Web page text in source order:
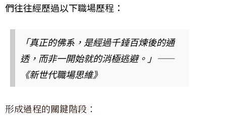
們往往經歷過以下職場歷程：
「真正的佛系，是經過千錘百煉後的通
透，而非一開始就的消極逃避。」——
《新世代職場思維》
形成過程的關鍵階段：